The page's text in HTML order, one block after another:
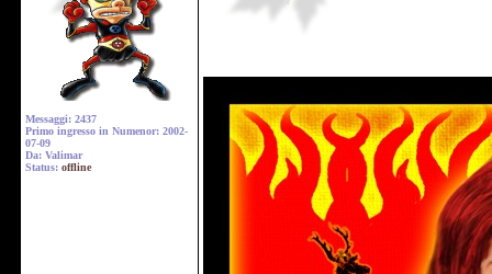
Messaggi: 2437
Primo ingresso in Numenor: 2002-
07-09
Da: Valimar
Status: offline